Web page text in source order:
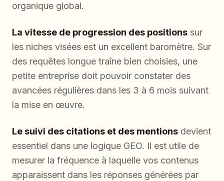
organique global.
La vitesse de progression des positions sur
les niches visées est un excellent baromètre. Sur
des requêtes longue traîne bien choisies, une
petite entreprise doit pouvoir constater des
avancées régulières dans les 3 à 6 mois suivant
la mise en œuvre.
Le suivi des citations et des mentions devient
essentiel dans une logique GEO. Il est utile de
mesurer la fréquence à laquelle vos contenus
apparaissent dans les réponses générées par